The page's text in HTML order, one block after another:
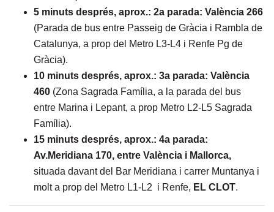
5 minuts després, aprox.: 2a parada: València 266
(Parada de bus entre Passeig de Gràcia i Rambla de
Catalunya, a prop del Metro L3-L4 i Renfe Pg de
Gràcia).
10 minuts després, aprox.: 3a parada: València
460 (Zona Sagrada Família, a la parada del bus
entre Marina i Lepant, a prop Metro L2-L5 Sagrada
Família).
15 minuts després, aprox.: 4a parada:
Av.Meridiana 170, entre València i Mallorca,
situada davant del Bar Meridiana i carrer Muntanya i
molt a prop del Metro L1-L2 i Renfe, EL CLOT.